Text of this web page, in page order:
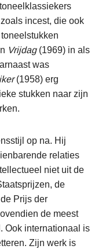
incest, die ook
Vrijdag(1969) in als
was
(1958) erg
stukken naar zijn
op na. Hij
relaties
niet uit de
de
Prijs der
de meest
Ook internationaal is
Zijn werk is